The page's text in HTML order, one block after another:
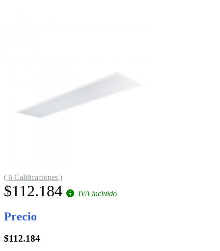
( 6 Calificaciones )
$112.184 IVA incluido
Precio
$112.184